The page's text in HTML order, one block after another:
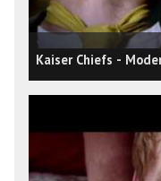
Kaiser Chiefs -